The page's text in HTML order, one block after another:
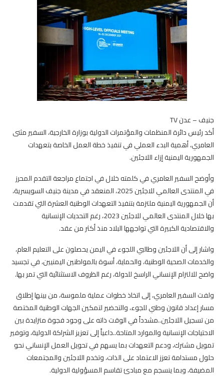
جنيف – عدن TV
أكد رئيس دائرة المنظمات والمؤتمرات الدولية بوزارة الخارجية، السفير مثنى
العامري، أهمية البدء العملي في تنفيذ خطة العمل الخاصة بتعهدات
الجمهورية اليمنية إزاء اللاجئين.
وأوضح السفير العامري في كلمته خلال في اجتماع مراجعة التقدم المحرز
في المنتدى العالمي للاجئين 2025، المنعقد في مدينة جنيف السويسرية،
أن الجمهورية اليمنية ملتزمة بتنفيذ التعهدات الوطنية العشرة التي تقدمت
بها خلال المنتدى العالمي للاجئين 2023، رغم التحديات الإنسانية
والاقتصادية الكبيرة التي تواجهها البلاد منذ أكثر من عقد.
واشار إلى أن اللاجئين وطالبي اللجوء في اليمن يحصلون على التعليم العام،
والخدمات الصحية الوطنية، والحماية، أسوة بالمواطنين اليمنيين، في تجسيد
واضح للالتزام الإنساني الراسخ للدولة، رغم الظروف الاستثنائية التي تمر بها.
ولفت السفير العامري، إلى اتخاذ خطوات عملية ملموسة، من بينها إطلاق
مسار إعداد قانون وطني للجوء، والتحضير لتمكين الجهات الوطنية المختصة
من تسجيل اللاجئين..مشدداً في الوقت ذاته على وجود فجوة متزايدة بين
الاحتياجات الإنسانية والموارد المتاحة..داعياً إلى تعزيز الشراكة الدولية، وتوفير
تمويل مشترك، ودعم التعهدات بما يسهم في تحويل العمل الإنساني نحو
حلول مستدامة تعزز الاعتماد على الذات، وتخدم اللاجئين والمجتمعات
المضيفة، وبما ينسجم مع مبادئ تقاسم المسؤولية الدولية.